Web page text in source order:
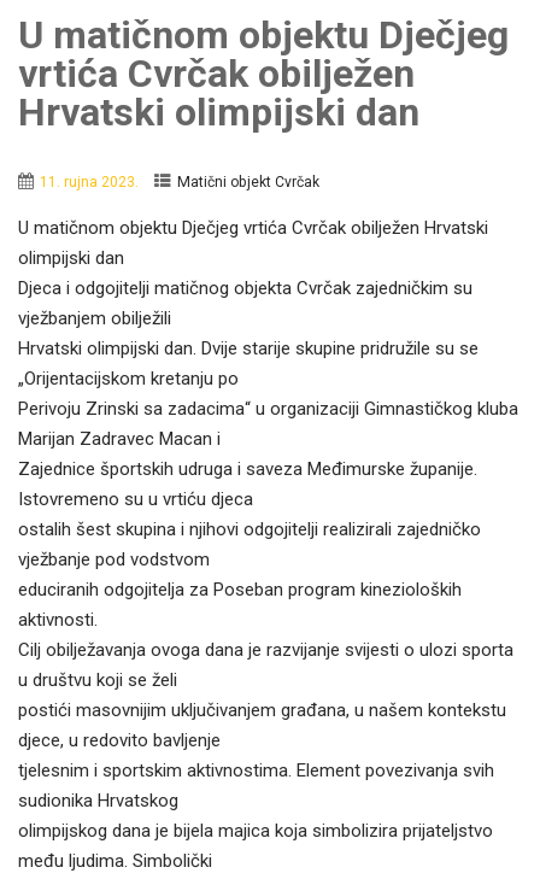
U matičnom objektu Dječjeg
vrtića Cvrčak obilježen
Hrvatski olimpijski dan
11. rujna 2023. Matični objekt Cvrčak
U matičnom objektu Dječjeg vrtića Cvrčak obilježen Hrvatski
olimpijski dan
Djeca i odgojitelji matičnog objekta Cvrčak zajedničkim su
vježbanjem obilježili
Hrvatski olimpijski dan. Dvije starije skupine pridružile su se
„Orijentacijskom kretanju po
Perivoju Zrinski sa zadacima“ u organizaciji Gimnastičkog kluba
Marijan Zadravec Macan i
Zajednice športskih udruga i saveza Međimurske županije.
Istovremeno su u vrtiću djeca
ostalih šest skupina i njihovi odgojitelji realizirali zajedničko
vježbanje pod vodstvom
educiranih odgojitelja za Poseban program kinezioloških
aktivnosti.
Cilj obilježavanja ovoga dana je razvijanje svijesti o ulozi sporta
u društvu koji se želi
postići masovnijim uključivanjem građana, u našem kontekstu
djece, u redovito bavljenje
tjelesnim i sportskim aktivnostima. Element povezivanja svih
sudionika Hrvatskog
olimpijskog dana je bijela majica koja simbolizira prijateljstvo
među ljudima. Simbolički